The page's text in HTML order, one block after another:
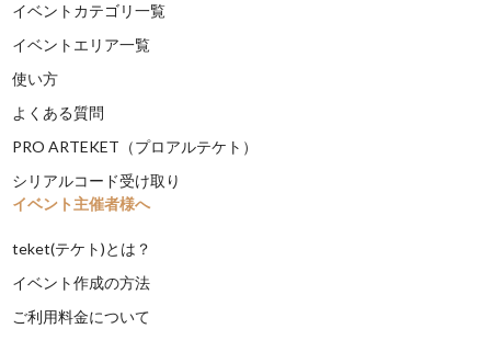
イベントカテゴリ一覧
イベントエリア一覧
使い方
よくある質問
PRO ARTEKET（プロアルテケト）
シリアルコード受け取り
イベント主催者様へ
teket(テケト)とは？
イベント作成の方法
ご利用料金について